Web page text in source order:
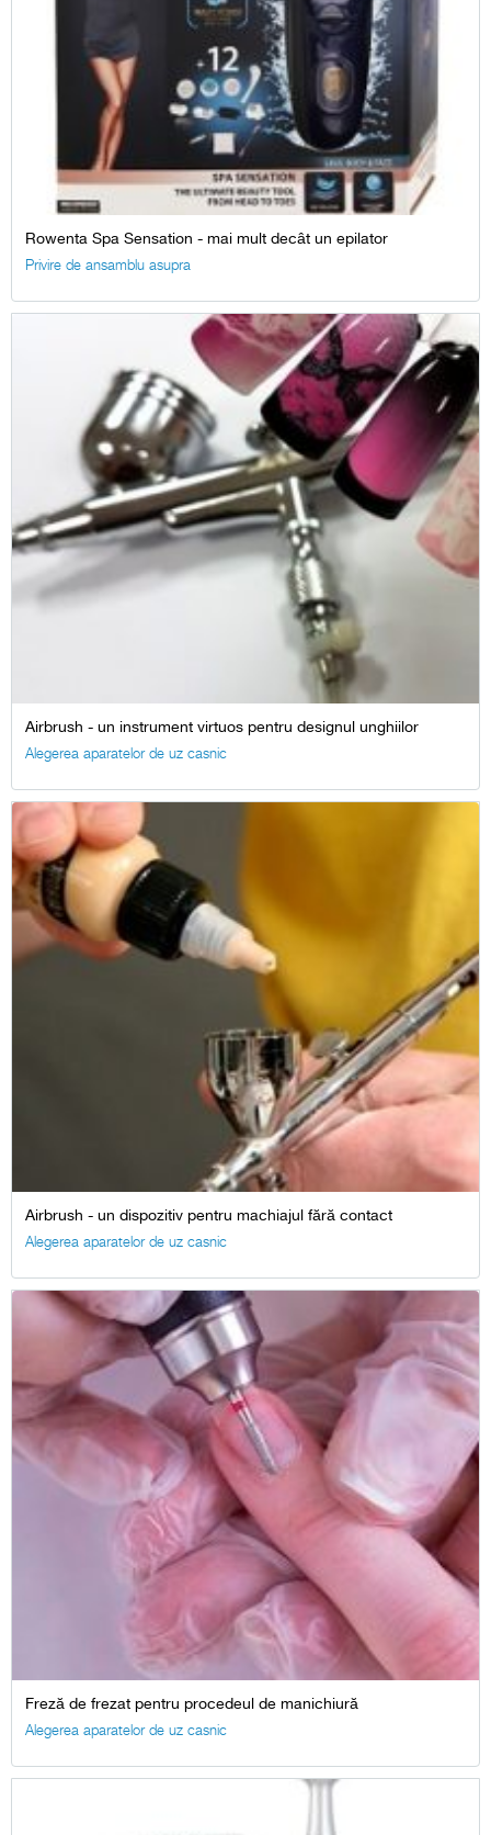
Rowenta Spa Sensation - mai mult decât un epilator
Privire de ansamblu asupra
Airbrush - un instrument virtuos pentru designul unghiilor
Alegerea aparatelor de uz casnic
Airbrush - un dispozitiv pentru machiajul fără contact
Alegerea aparatelor de uz casnic
Freză de frezat pentru procedeul de manichiură
Alegerea aparatelor de uz casnic